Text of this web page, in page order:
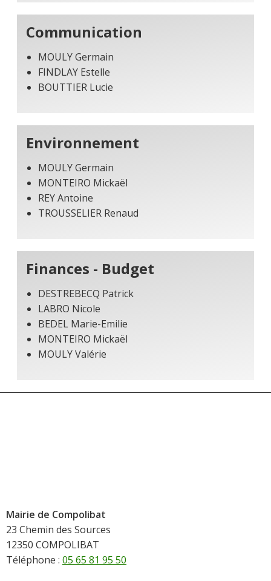
Communication
MOULY Germain
FINDLAY Estelle
BOUTTIER Lucie
Environnement
MOULY Germain
MONTEIRO Mickaël
REY Antoine
TROUSSELIER Renaud
Finances - Budget
DESTREBECQ Patrick
LABRO Nicole
BEDEL Marie-Emilie
MONTEIRO Mickaël
MOULY Valérie
Mairie de Compolibat
23 Chemin des Sources
12350 COMPOLIBAT
Téléphone : 05 65 81 95 50